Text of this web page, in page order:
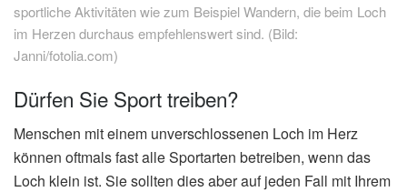
sportliche Aktivitäten wie zum Beispiel Wandern, die beim Loch
im Herzen durchaus empfehlenswert sind. (Bild:
Janni/fotolia.com)
Dürfen Sie Sport treiben?
Menschen mit einem unverschlossenen Loch im Herz
können oftmals fast alle Sportarten betreiben, wenn das
Loch klein ist. Sie sollten dies aber auf jeden Fall mit Ihrem